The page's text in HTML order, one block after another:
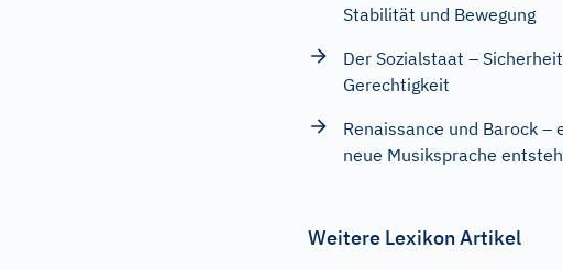
Stabilität und Bewegung
Der Sozialstaat –
Gerechtigkeit
Renaissance und Barock –
neue Musiksprache
Weitere Lexikon Artikel